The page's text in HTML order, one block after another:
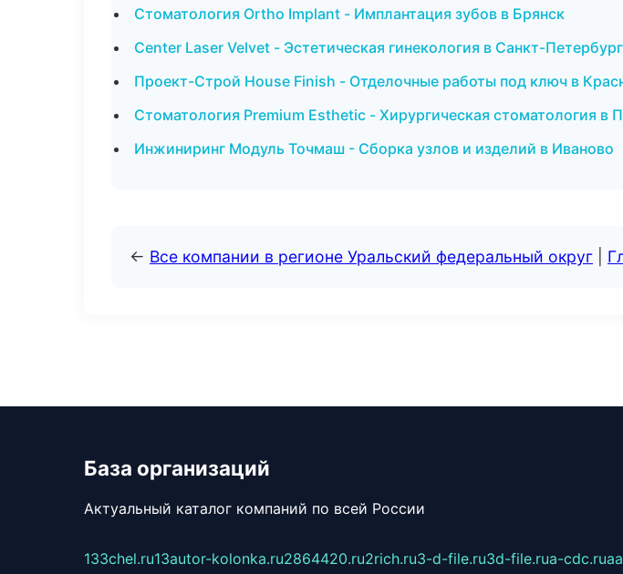
Стоматология Ortho Implant - Имплантация зубов в Брянск
Center Laser Velvet - Эстетическая гинекология в Санкт-Петербург
Проект-Строй House Finish - Отделочные работы под ключ в
Стоматология Premium Esthetic - Хирургическая стоматология в
Инжиниринг Модуль Точмаш - Сборка узлов и изделий в Иваново
← Все компании в регионе Уральский федеральный округ
База организаций
Актуальный каталог компаний по всей России
133chel.ru13autor-kolonka.ru2864420.ru2rich.ru3-d-file.ru3d-file.rua-cdc.ru